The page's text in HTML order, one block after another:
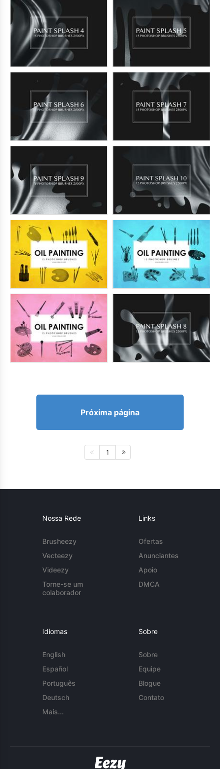
Próxima página
1
Nossa Rede
Brusheezy
Vecteezy
Videezy
Torne-se um
colaborador
Links
Ofertas
Anunciantes
Apoio
DMCA
Idiomas
English
Español
Português
Deutsch
Mais...
Sobre
Sobre
Equipe
Blogue
Contato